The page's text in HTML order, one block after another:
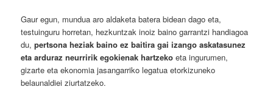
Gaur egun, mundua aro aldaketa batera bidean dago eta,
testuinguru horretan, hezkuntzak inoiz baino garrantzi handiagoa
du,pertsona heziak baino ez baitira gai izango askatasunez
eta arduraz neurririk egokienak hartzeko eta ingurumen,
gizarte eta ekonomia jasangarriko legatua etorkizuneko
belaunaldiei ziurtatzeko.